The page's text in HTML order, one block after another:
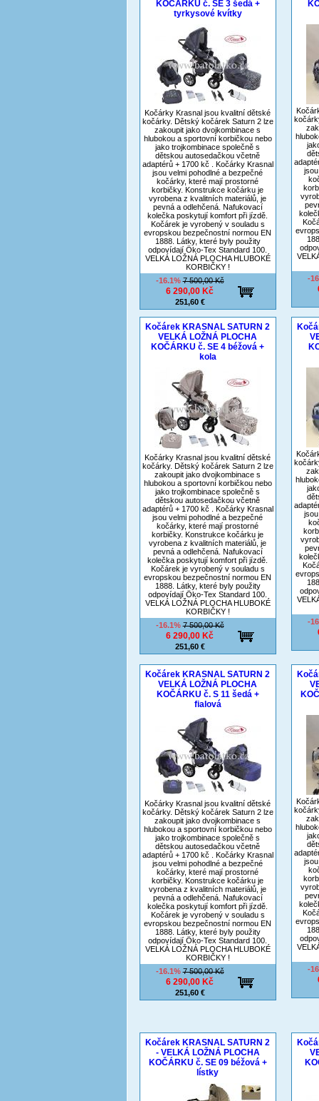
KOČÁRKU č. SE 3 šedá +
tyrkysové kvítky
Kočárky Krasnal jsou kvalitní dětské
kočárky. Dětský kočárek Saturn 2 lze
zakoupit jako dvojkombinace s
hlubokou a sportovní korbičkou nebo
jako trojkombinace společně s
dětskou autosedačkou včetně
adaptérů + 1700 kč . Kočárky Krasnal
jsou velmi pohodlné a bezpečné
kočárky, které mají prostorné
korbičky. Konstrukce kočárku je
vyrobena z kvalitních materiálů, je
pevná a odlehčená. Nafukovací
kolečka poskytují komfort při jízdě.
Kočárek je vyrobený v souladu s
evropskou bezpečnostní normou EN
1888. Látky, které byly použity
odpovídají Öko-Tex Standard 100.
VELKÁ LOŽNÁ PLOCHA HLUBOKÉ
KORBIČKY !
-16.1%7 500,00 Kč
6 290,00 Kč
251,60 €
-
Kočárek KRASNAL SATURN 2
VELKÁ LOŽNÁ PLOCHA
KOČÁRKU č. SE 4 béžová +
kola
Kočárky Krasnal jsou kvalitní dětské
kočárky. Dětský kočárek Saturn 2 lze
zakoupit jako dvojkombinace s
hlubokou a sportovní korbičkou nebo
jako trojkombinace společně s
dětskou autosedačkou včetně
adaptérů + 1700 kč . Kočárky Krasnal
jsou velmi pohodlné a bezpečné
kočárky, které mají prostorné
korbičky. Konstrukce kočárku je
vyrobena z kvalitních materiálů, je
pevná a odlehčená. Nafukovací
kolečka poskytují komfort při jízdě.
Kočárek je vyrobený v souladu s
evropskou bezpečnostní normou EN
1888. Látky, které byly použity
odpovídají Öko-Tex Standard 100.
VELKÁ LOŽNÁ PLOCHA HLUBOKÉ
KORBIČKY !
-16.1%7 500,00 Kč
6 290,00 Kč
251,60 €
-
Kočárek KRASNAL SATURN 2
VELKÁ LOŽNÁ PLOCHA
KOČÁRKU č. S 11 šedá +
fialová
Kočárky Krasnal jsou kvalitní dětské
kočárky. Dětský kočárek Saturn 2 lze
zakoupit jako dvojkombinace s
hlubokou a sportovní korbičkou nebo
jako trojkombinace společně s
dětskou autosedačkou včetně
adaptérů + 1700 kč . Kočárky Krasnal
jsou velmi pohodlné a bezpečné
kočárky, které mají prostorné
korbičky. Konstrukce kočárku je
vyrobena z kvalitních materiálů, je
pevná a odlehčená. Nafukovací
kolečka poskytují komfort při jízdě.
Kočárek je vyrobený v souladu s
evropskou bezpečnostní normou EN
1888. Látky, které byly použity
odpovídají Öko-Tex Standard 100.
VELKÁ LOŽNÁ PLOCHA HLUBOKÉ
KORBIČKY !
-16.1%7 500,00 Kč
6 290,00 Kč
251,60 €
-
Kočárek KRASNAL SATURN 2
- VELKÁ LOŽNÁ PLOCHA
KOČÁRKU č. SE 09 béžová +
lístky